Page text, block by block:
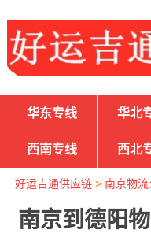
华东专线 华北
西南专线 西北
好运吉通供应链> 南京物流
南京到德阳